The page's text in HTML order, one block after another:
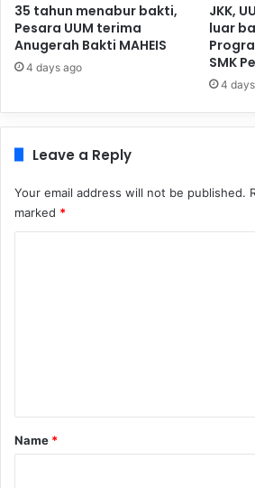
35 tahun menabur bakti,
Pesara UUM terima
Anugerah Bakti MAHEIS
4 days ago
JKK,
luar
SMK
4
Leave a Reply
Your email address will not be published.
marked *
*
Name *